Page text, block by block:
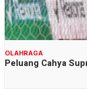
OLAHRAGA
Peluang Cahya